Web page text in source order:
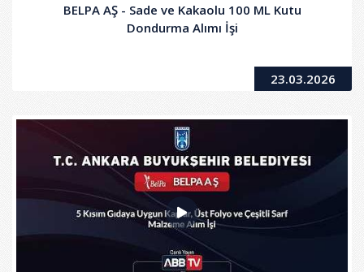
BELPA AŞ - Sade ve Kakaolu 100 ML Kutu
Dondurma Alımı İşi
23.03.2026